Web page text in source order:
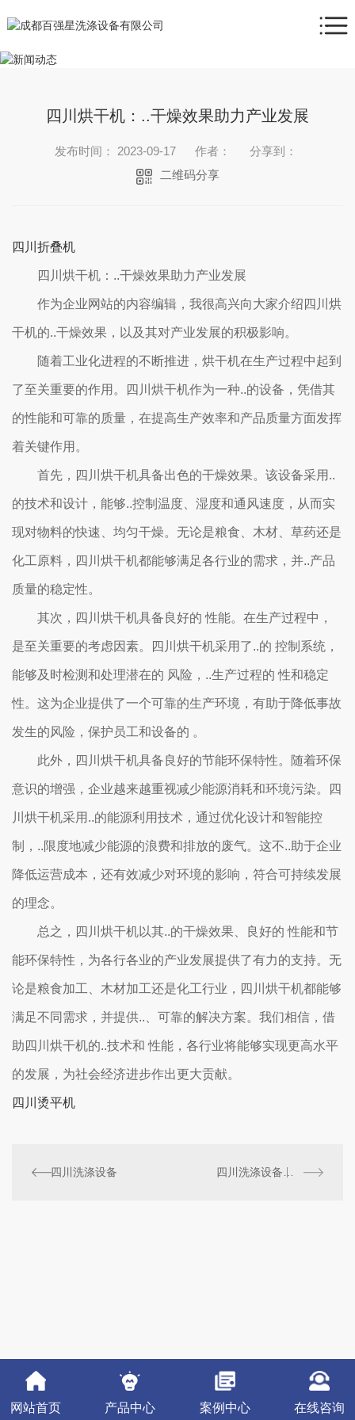
四川烘干机：..干燥效果助力产业发展
发布时间： 2023-09-17 作者：
分享到：
二维码分享
四川折叠机
四川烘干机：..干燥效果助力产业发展
作为企业网站的内容编辑，我很高兴向大家介绍四川烘
干机的..干燥效果，以及其对产业发展的积极影响。
随着工业化进程的不断推进，烘干机在生产过程中起到
了至关重要的作用。四川烘干机作为一种..的设备，凭借其
的性能和可靠的质量，在提高生产效率和产品质量方面发挥
着关键作用。
首先，四川烘干机具备出色的干燥效果。该设备采用..
的技术和设计，能够..控制温度、湿度和通风速度，从而实
现对物料的快速、均匀干燥。无论是粮食、木材、草药还是
化工原料，四川烘干机都能够满足各行业的需求，并..产品
质量的稳定性。
其次，四川烘干机具备良好的 性能。在生产过程中，
是至关重要的考虑因素。四川烘干机采用了..的 控制系统，
能够及时检测和处理潜在的 风险，..生产过程的 性和稳定
性。这为企业提供了一个可靠的生产环境，有助于降低事故
发生的风险，保护员工和设备的 。
此外，四川烘干机具备良好的节能环保特性。随着环保
意识的增强，企业越来越重视减少能源消耗和环境污染。四
川烘干机采用..的能源利用技术，通过优化设计和智能控
制，..限度地减少能源的浪费和排放的废气。这不..助于企业
降低运营成本，还有效减少对环境的影响，符合可持续发展
的理念。
总之，四川烘干机以其..的干燥效果、良好的 性能和节
能环保特性，为各行各业的产业发展提供了有力的支持。无
论是粮食加工、木材加工还是化工行业，四川烘干机都能够
满足不同需求，并提供..、可靠的解决方案。我们相信，借
助四川烘干机的..技术和 性能，各行业将能够实现更高水平
的发展，为社会经济进步作出更大贡献。
四川烫平机
四川洗涤设备
网站首页 产品中心 案例中心 在线咨询